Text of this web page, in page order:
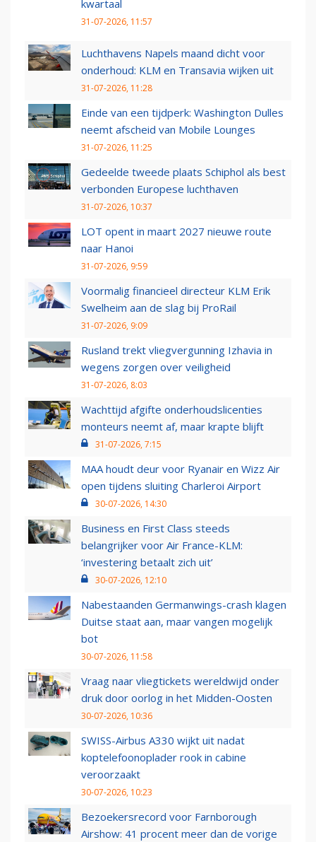
kwartaal
31-07-2026, 11:57
Luchthavens Napels maand dicht voor
onderhoud: KLM en Transavia wijken uit
31-07-2026, 11:28
Einde van een tijdperk: Washington Dulles
neemt afscheid van Mobile Lounges
31-07-2026, 11:25
Gedeelde tweede plaats Schiphol als best
verbonden Europese luchthaven
31-07-2026, 10:37
LOT opent in maart 2027 nieuwe route
naar Hanoi
31-07-2026, 9:59
Voormalig financieel directeur KLM Erik
Swelheim aan de slag bij ProRail
31-07-2026, 9:09
Rusland trekt vliegvergunning Izhavia in
wegens zorgen over veiligheid
31-07-2026, 8:03
Wachttijd afgifte onderhoudslicenties
monteurs neemt af, maar krapte blijft
31-07-2026, 7:15
MAA houdt deur voor Ryanair en Wizz Air
open tijdens sluiting Charleroi Airport
30-07-2026, 14:30
Business en First Class steeds
belangrijker voor Air France-KLM:
‘investering betaalt zich uit’
30-07-2026, 12:10
Nabestaanden Germanwings-crash klagen
Duitse staat aan, maar vangen mogelijk
bot
30-07-2026, 11:58
Vraag naar vliegtickets wereldwijd onder
druk door oorlog in het Midden-Oosten
30-07-2026, 10:36
SWISS-Airbus A330 wijkt uit nadat
koptelefoonoplader rook in cabine
veroorzaakt
30-07-2026, 10:23
Bezoekersrecord voor Farnborough
Airshow: 41 procent meer dan de vorige